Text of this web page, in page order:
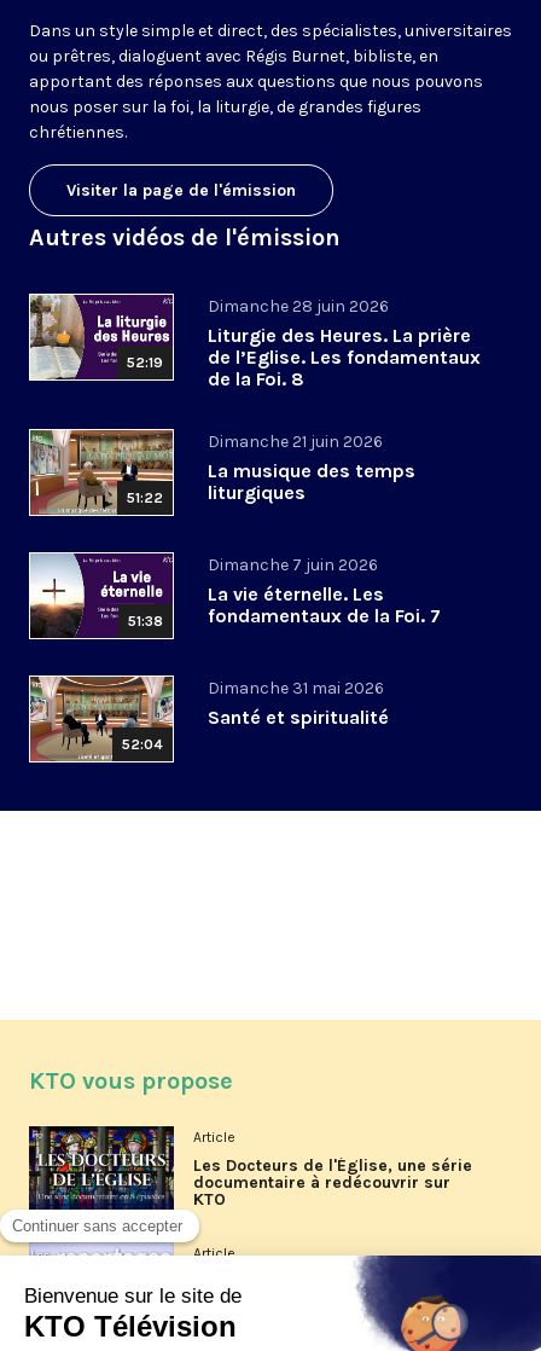
Dans un style simple et direct, des spécialistes, universitaires
ou prêtres, dialoguent avec Régis Burnet, bibliste, en
apportant des réponses aux questions que nous pouvons
nous poser sur la foi, la liturgie, de grandes figures
chrétiennes.
Visiter la page de l'émission
Autres vidéos de l'émission
52:19
Dimanche 28 juin 2026
Liturgie des Heures. La prière
de l’Eglise. Les fondamentaux
de la Foi. 8
51:22
Dimanche 21 juin 2026
La musique des temps
liturgiques
51:38
Dimanche 7 juin 2026
La vie éternelle. Les
fondamentaux de la Foi. 7
52:04
Dimanche 31 mai 2026
Santé et spiritualité
KTO vous propose
Article
Les Docteurs de l'Église, une série
documentaire à redécouvrir sur
KTO
Article
Les reportages d'été 2026 de KTO